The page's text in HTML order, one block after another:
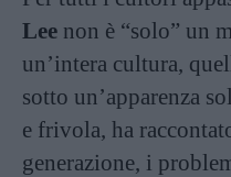
Lee non è “solo” un
un’intera cultura,
sotto un’apparenza
e frivola, ha
generazione, i